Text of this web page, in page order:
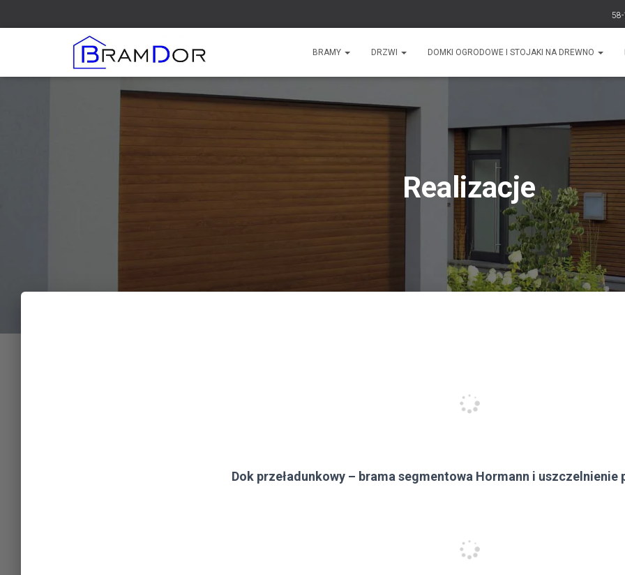
BRAMY DRZWI DOMKI OGRODOWE I STOJAKI NA DREWNO
Realizacje
Dok przeładunkowy – brama segmentowa Hormann i uszczelnienie